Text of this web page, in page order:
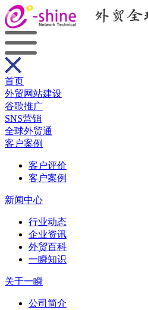
首页
外贸网站建设
谷歌推广
SNS营销
全球外贸通
客户案例
客户评价
客户案例
新闻中心
行业动态
企业资讯
外贸百科
一瞬知识
关于一瞬
公司简介